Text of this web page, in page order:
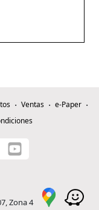
Ventas
e-Paper
Zona 4